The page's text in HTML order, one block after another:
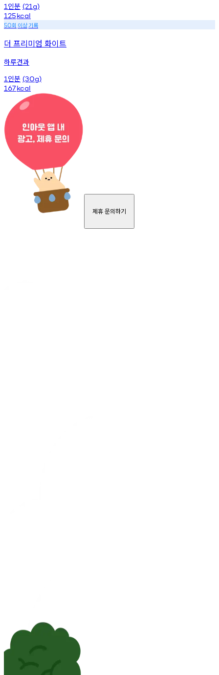
1 인분 (21g)
125kcal
50회 이상기록
더 프리미엄 화이트
하루견과
1 인분 (30g)
167kcal
제휴 문의하기